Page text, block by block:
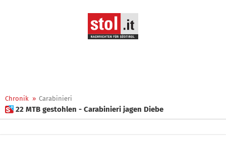
Chronik » Carabinieri
 22 MTB gestohlen - Carabinieri jagen Diebe